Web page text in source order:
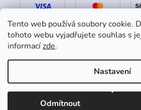
Tento web používá soubory cookie.
tohoto webu vyjadřujete souhlas s
informacízde.
Nastavení
Odmítnout
Shoptet mime
Copyright 2026danox.cz.